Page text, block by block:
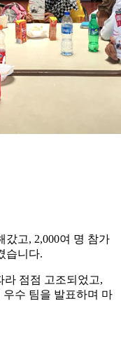
갔고, 2,000여 명 참가
습니다.
라 점점 고조되었고,
수 팀을 발표하며 마